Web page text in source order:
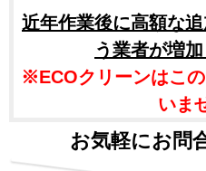
近年作業後に高額な
う業者が増加
※ECOクリーンはこ
いま
お気軽にお問